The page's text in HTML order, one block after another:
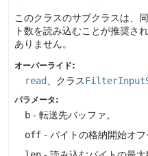
このクラスのサブクラスは、
ト数を読み込むことが推奨さ
ありません。
オーバーライド:
read 、クラス
パラメータ:
b - 転送先バッファ。
off - バイトの格納開始オフ